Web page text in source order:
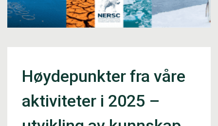
Høydepunkter fra våre
aktiviteter i 2025 –